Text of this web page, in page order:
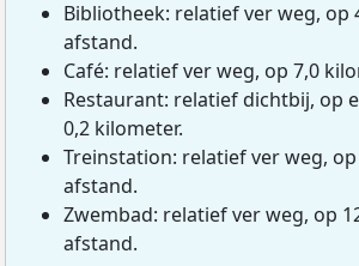
Bibliotheek: relatief ver weg, op
afstand.
Café: relatief ver weg, op 7,0
Restaurant: relatief dichtbij, op
0,2 kilometer.
Treinstation: relatief ver weg,
afstand.
Zwembad: relatief ver weg, op
afstand.